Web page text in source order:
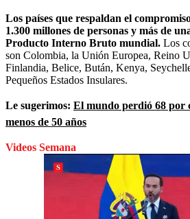
Los países que respaldan el
1.300 millones de personas y más de
Producto Interno Bruto mundial. Los
son Colombia, la Unión Europea, Reino
Finlandia, Belice, Bután, Kenya,
Pequeños Estados Insulares.
Le sugerimos: El mundo perdió 68 por
menos de 50 años
Videos Semana